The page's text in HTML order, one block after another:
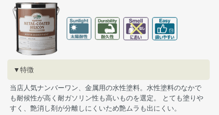
▼特徴
当店人気ナンバーワン、金属用の水性塗料。水性塗料のなかで
も耐候性が高く耐ガソリン性も高いものを選定。 とても塗りや
すく、艶消し剤が分離しにくいため艶ムラも出にくい。